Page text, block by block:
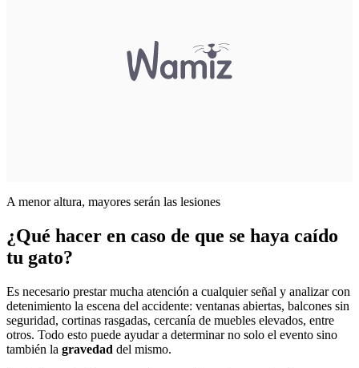
A menor altura, mayores serán las lesiones
¿Qué hacer en caso de que se haya caído
tu gato?
Es necesario prestar mucha atención a cualquier señal y analizar con
detenimiento la escena del accidente: ventanas abiertas, balcones sin
seguridad, cortinas rasgadas, cercanía de muebles elevados, entre
otros. Todo esto puede ayudar a determinar no solo el evento sino
también la gravedad del mismo.